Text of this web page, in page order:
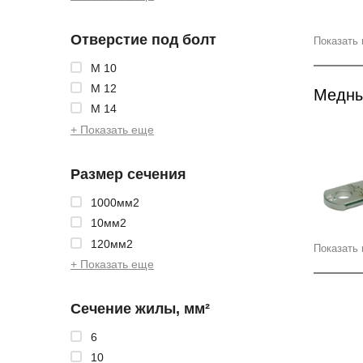
Отверстие под болт
М 10
М 12
М 14
+ Показать еще
Размер сечения
1000мм2
10мм2
120мм2
+ Показать еще
Сечение жилы, мм²
6
10